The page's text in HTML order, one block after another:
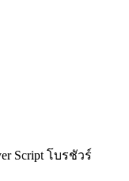
Script โบรชัวร์